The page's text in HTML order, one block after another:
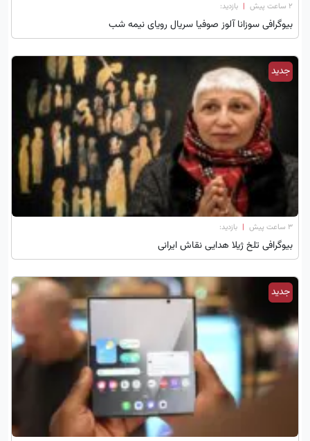
۲ ساعت پیش | بازدید:
بیوگرافی سوزانا آلوز صوفیا سریال رویای نیمه شب
جدید
۳ ساعت پیش | بازدید:
بیوگرافی تلخ ژیلا هدایی نقاش ایرانی
جدید